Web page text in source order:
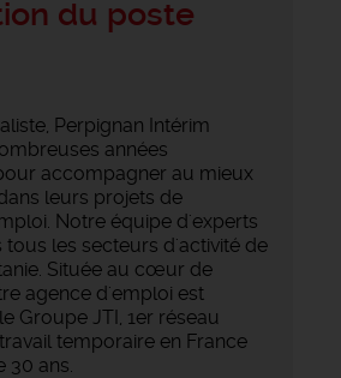
du poste
Perpignan Intérim
années
accompagner au mieux
leurs projets de
Notre équipe d'experts
tous les secteurs d'activité de
Située au cœur de
agence d'emploi est
Groupe JTI, 1er réseau
temporaire en France
30 ans.